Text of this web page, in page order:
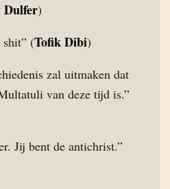
Dulfer)
shit” (Tofik Dibi)
zal uitmaken dat
van deze tijd is.”
Jij bent de antichrist.”